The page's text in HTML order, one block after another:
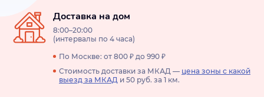
Доставка на дом
8:00–20:00
(интервалы по 4 часа)
По Москве: от 800 ₽ до 990 ₽
Стоимость доставки за МКАД — цена зоны с какой
выезд за МКАД и 50 руб. за 1 км.